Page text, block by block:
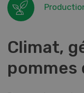
Climat,
pommes